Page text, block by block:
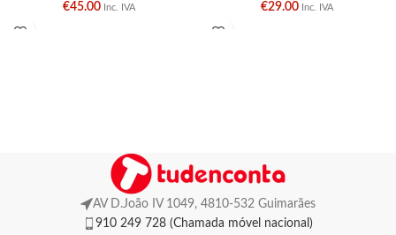
€45.00 Inc. IVA €29.00 Inc. IVA
AV D.João IV 1049, 4810-532 Guimarães
910 249 728 (Chamada móvel nacional)